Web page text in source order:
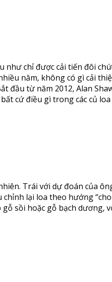
chỉ được cải tiến đôi
năm, không có gì cải
từ năm 2012, Alan
cứ điều gì trong các củ
Trái với dự đoán của
lại loa theo hướng
sồi hoặc gỗ bạch